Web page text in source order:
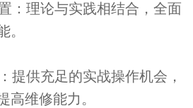
：理论与实践相结合，全面
。
提供充足的实战操作机会，
高维修能力。